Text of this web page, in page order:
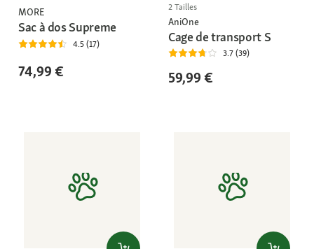
MORE
Sac à dos Supreme
4.5 (17)
74,99 €
2 Tailles
AniOne
Cage de transport S
3.7 (39)
59,99 €